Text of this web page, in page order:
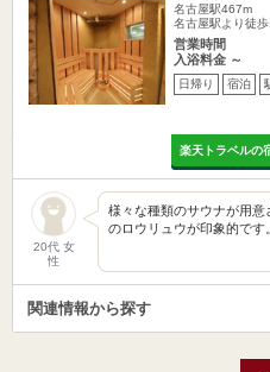
名古屋駅467m
名古屋駅より徒
営業時間
入浴料金 ～
日帰り 宿泊
楽天トラベルの
20代 女
性
様々な種類のサウナが用
のロウリュウが印象的です
関連情報から探す